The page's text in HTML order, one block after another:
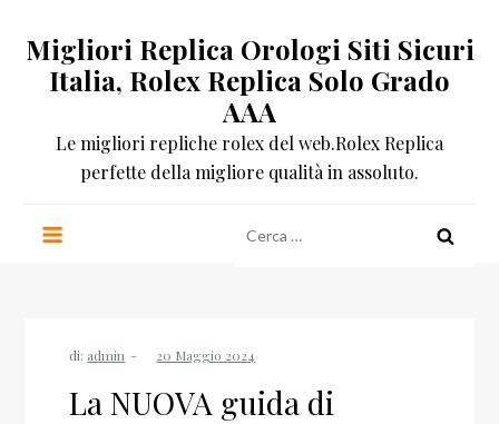
contenuto
Migliori Replica Orologi Siti Sicuri
Italia, Rolex Replica Solo Grado
AAA
Le migliori repliche rolex del web.Rolex Replica
perfette della migliore qualità in assoluto.
per:
di: admin
La NUOVA guida di